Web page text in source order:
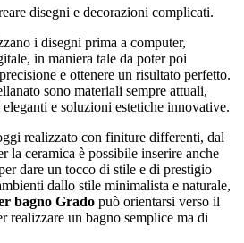
disegni e decorazioni complicati.
i disegni prima a computer,
in maniera tale da poter poi
e ottenere un risultato perfetto.
sono materiali sempre attuali,
e soluzioni estetiche innovative.
realizzato con finiture differenti, dal
la ceramica è possibile inserire anche
dare un tocco di stile e di prestigio
dallo stile minimalista e naturale,
bagno Grado può orientarsi verso il
realizzare un bagno semplice ma di